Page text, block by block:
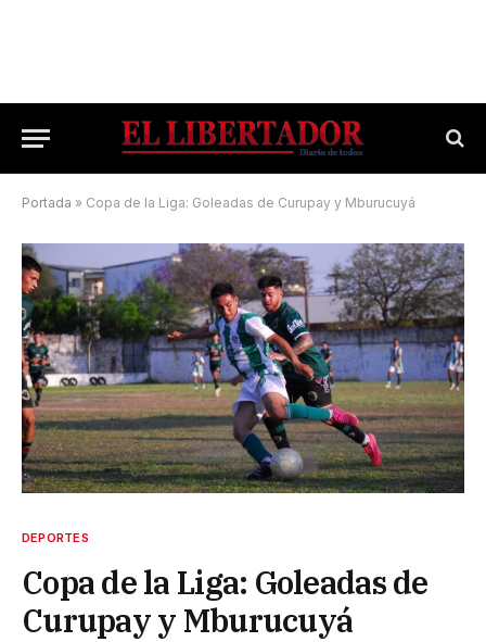
Portada » Copa de la Liga: Goleadas de Curupay y Mburucuyá
DEPORTES
Copa de la Liga: Goleadas de
Curupay y Mburucuyá